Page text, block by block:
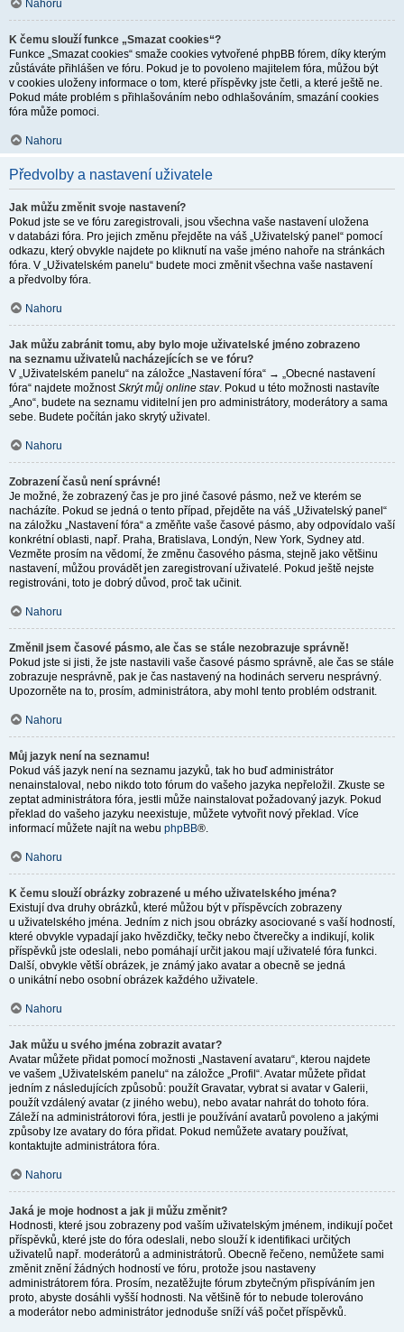
Nahoru
K čemu slouží funkce „Smazat cookies“?
Funkce „Smazat cookies“ smaže cookies vytvořené phpBB fórem, díky kterým
zůstáváte přihlášen ve fóru. Pokud je to povoleno majitelem fóra, můžou být
v cookies uloženy informace o tom, které příspěvky jste četli, a které ještě ne.
Pokud máte problém s přihlašováním nebo odhlašováním, smazání cookies
fóra může pomoci.
Nahoru
Předvolby a nastavení uživatele
Jak můžu změnit svoje nastavení?
Pokud jste se ve fóru zaregistrovali, jsou všechna vaše nastavení uložena
v databázi fóra. Pro jejich změnu přejděte na váš „Uživatelský panel“ pomocí
odkazu, který obvykle najdete po kliknutí na vaše jméno nahoře na stránkách
fóra. V „Uživatelském panelu“ budete moci změnit všechna vaše nastavení
a předvolby fóra.
Nahoru
Jak můžu zabránit tomu, aby bylo moje uživatelské jméno zobrazeno
na seznamu uživatelů nacházejících se ve fóru?
V „Uživatelském panelu“ na záložce „Nastavení fóra“ → „Obecné nastavení
fóra“ najdete možnostSkrýt můj online stav. Pokud u této možnosti nastavíte
„Ano“, budete na seznamu viditelní jen pro administrátory, moderátory a sama
sebe. Budete počítán jako skrytý uživatel.
Nahoru
Zobrazení časů není správné!
Je možné, že zobrazený čas je pro jiné časové pásmo, než ve kterém se
nacházíte. Pokud se jedná o tento případ, přejděte na váš „Uživatelský panel“
na záložku „Nastavení fóra“ a změňte vaše časové pásmo, aby odpovídalo vaší
konkrétní oblasti, např. Praha, Bratislava, Londýn, New York, Sydney atd.
Vezměte prosím na vědomí, že změnu časového pásma, stejně jako většinu
nastavení, můžou provádět jen zaregistrovaní uživatelé. Pokud ještě nejste
registrováni, toto je dobrý důvod, proč tak učinit.
Nahoru
Změnil jsem časové pásmo, ale čas se stále nezobrazuje správně!
Pokud jste si jisti, že jste nastavili vaše časové pásmo správně, ale čas se stále
zobrazuje nesprávně, pak je čas nastavený na hodinách serveru nesprávný.
Upozorněte na to, prosím, administrátora, aby mohl tento problém odstranit.
Nahoru
Můj jazyk není na seznamu!
Pokud váš jazyk není na seznamu jazyků, tak ho buď administrátor
nenainstaloval, nebo nikdo toto fórum do vašeho jazyka nepřeložil. Zkuste se
zeptat administrátora fóra, jestli může nainstalovat požadovaný jazyk. Pokud
překlad do vašeho jazyku neexistuje, můžete vytvořit nový překlad. Více
informací můžete najít na webu phpBB®.
Nahoru
K čemu slouží obrázky zobrazené u mého uživatelského jména?
Existují dva druhy obrázků, které můžou být v příspěvcích zobrazeny
u uživatelského jména. Jedním z nich jsou obrázky asociované s vaší hodností,
které obvykle vypadají jako hvězdičky, tečky nebo čtverečky a indikují, kolik
příspěvků jste odeslali, nebo pomáhají určit jakou mají uživatelé fóra funkci.
Další, obvykle větší obrázek, je známý jako avatar a obecně se jedná
o unikátní nebo osobní obrázek každého uživatele.
Nahoru
Jak můžu u svého jména zobrazit avatar?
Avatar můžete přidat pomocí možnosti „Nastavení avataru“, kterou najdete
ve vašem „Uživatelském panelu“ na záložce „Profil“. Avatar můžete přidat
jedním z následujících způsobů: použít Gravatar, vybrat si avatar v Galerii,
použít vzdálený avatar (z jiného webu), nebo avatar nahrát do tohoto fóra.
Záleží na administrátorovi fóra, jestli je používání avatarů povoleno a jakými
způsoby lze avatary do fóra přidat. Pokud nemůžete avatary používat,
kontaktujte administrátora fóra.
Nahoru
Jaká je moje hodnost a jak ji můžu změnit?
Hodnosti, které jsou zobrazeny pod vaším uživatelským jménem, indikují počet
příspěvků, které jste do fóra odeslali, nebo slouží k identifikaci určitých
uživatelů např. moderátorů a administrátorů. Obecně řečeno, nemůžete sami
změnit znění žádných hodností ve fóru, protože jsou nastaveny
administrátorem fóra. Prosím, nezatěžujte fórum zbytečným přispíváním jen
proto, abyste dosáhli vyšší hodnosti. Na většině fór to nebude tolerováno
a moderátor nebo administrátor jednoduše sníží váš počet příspěvků.